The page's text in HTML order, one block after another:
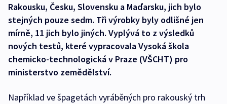
Rakousku, Česku, Slovensku a Maďarsku, jich bylo
stejných pouze sedm. Tři výrobky byly odlišné jen
mírně, 11 jich bylo jiných. Vyplývá to z výsledků
nových testů, které vypracovala Vysoká škola
chemicko-technologická v Praze (VŠCHT) pro
ministerstvo zemědělství.
Například ve špagetách vyráběných pro rakouský trh